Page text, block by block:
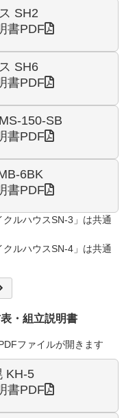
SH2
書PDF
SH6
書PDF
150-SB
書PDF
6BK
書PDF
ルハウスSN-3」は共通
ルハウスSN-4」は共通
・組立説明書
ファイルが開きます
KH-5
書PDF